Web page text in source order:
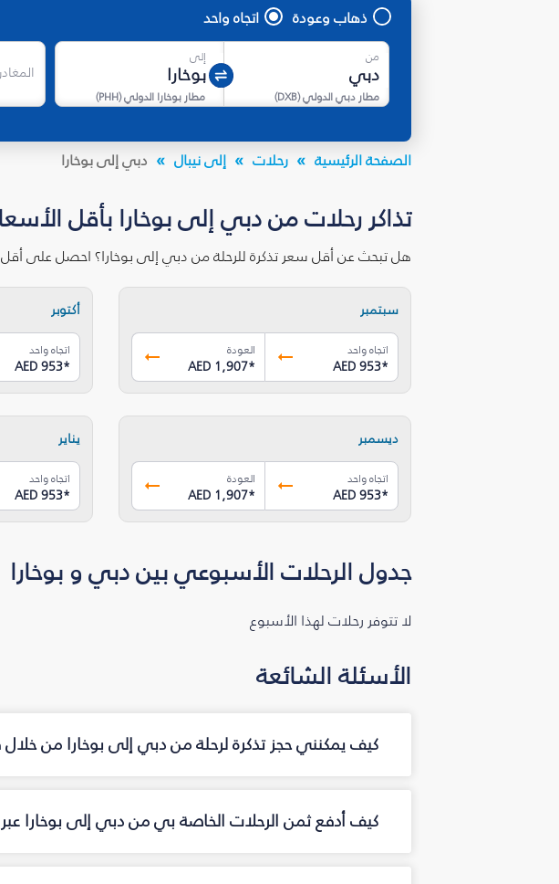
ذهاب وعودة اتجاه واحد
من
مطار دبي الدولي(
DXB
)
إلى
مطار بوخارا الدولي(
PHH
)
الصفحة الرئيسية رحلات إلى نيبال دبي إلى بوخارا
تذاكر رحلات من دبي إلى بوخارا بأقل
هل تبحث عن أقل سعر تذكرة للرحلة من دبي إلى بوخارا؟ احصل على أقل
سبتمبر
اتجاه واحد
AED 953*
العودة
AED 1,907*
أكتوبر
اتجاه واحد
AED 953*
ديسمبر
اتجاه واحد
AED 953*
العودة
AED 1,907*
يناير
اتجاه واحد
AED 953*
جدول الرحلات الأسبوعي بين دبي و بوخارا
لا تتوفر رحلات لهذا الأسبوع
الأسئلة الشائعة
كيف يمكنني حجز تذكرة لرحلة من دبي إلى بوخارا من
كيف أدفع ثمن الرحلات الخاصة بي من دبي إلى بوخارا عبر